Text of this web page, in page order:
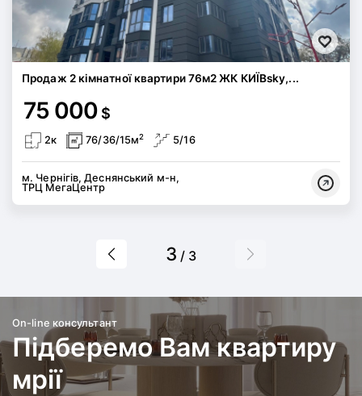
Продаж 2 кімнатної квартири 76м2 ЖК КИЇВsky,...
75 000 $
2к 76/36/15м2 5/16
м. Чернігів, Деснянський м-н,
ТРЦ МегаЦентр
3 / 3
On-line консультант
Підберемо Вам квартиру
мрії